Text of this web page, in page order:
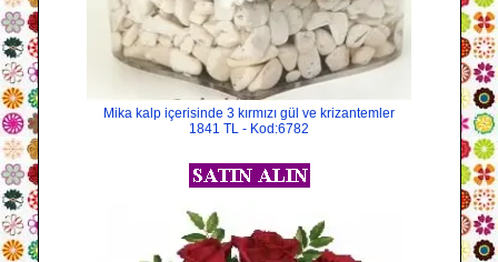
Mika kalp içerisinde 3 kırmızı gül ve krizantemler
1841 TL - Kod:6782